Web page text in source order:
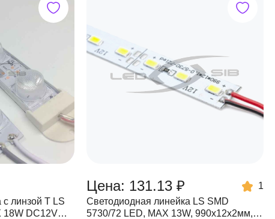
линзой Т LS
18W DC12V
Цена: 131.13 ₽
1
Светодиодная линейка LS SMD
5730/72 LED, MAX 13W, 990х12х2мм,